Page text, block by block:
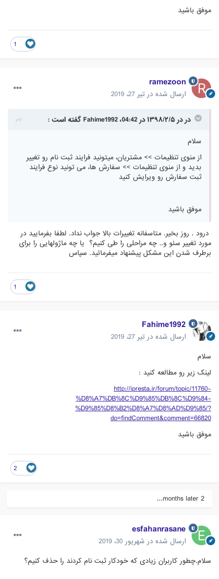
موفق باشید
ramezoon
ارسال شده در تیر 27، 2019
در در ۱۳۹۸/۲/۵ در 04:42، Fahime1992 گفته است :
سلام
از منوی تنظیمات >> مشتریان، میتونید فرایند ثبت نام رو تغییر
بدید و از منوی تنظیمات >> سفارش ها، می تونید نوع فرایند
ثبت سفارش رو ویرایش کنید
موفق باشید
درود . روز بخیر. متاسفانه تغییرات بالا جواب نداد. لطفا بفرمایید در
مورد تغییر سئو و.. چه مراحلی را طی کنیم؟ یا چه ماژولهایی را برای
برطرف شدن این مشکل پیشنهاد میفرمائید. سپاس
Fahime1992
ارسال شده در تیر 27، 2019
سلام
لینک زیر رو مطالعه کنید :
http://ipresta.ir/forum/topic/11760-
%D8%A7%DB%8C%D9%85%DB%8C%D9%84-
%D9%85%D8%B2%D8%A7%D8%AD%D9%85/?
do=findComment&comment=66820
موفق باشید
2
2 months later...
esfahanrasane
ارسال شده در شهریور 30، 2019
سلام.چطور کاربران زیادی که خودکار ثبت نام کردند را حذف کنیم؟